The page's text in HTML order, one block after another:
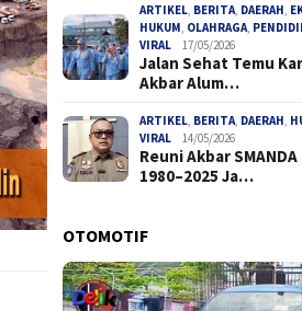
ARTIKEL BERITA DAERAH
HUKUM OLAHRAGA
VIRAL
17/05/2026
Jalan Sehat Temu
Akbar Alum…
ARTIKEL BERITA DAERAH
VIRAL
14/05/2026
Reuni Akbar
1980–2025 Ja…
OTOMOTIF